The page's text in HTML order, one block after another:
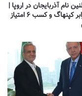
نام آذربایجان در اروپا |
پیروزی برابر کپنهاگ و کسب ۶ امتیاز